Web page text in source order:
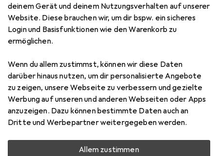
deinem Gerät und deinem Nutzungsverhalten auf unserer
Website. Diese brauchen wir, um dir bspw. ein sicheres
Login und Basisfunktionen wie den Warenkorb zu
ermöglichen.
Wenn du allem zustimmst, können wir diese Daten
darüber hinaus nutzen, um dir personalisierte Angebote
zu zeigen, unsere Webseite zu verbessern und gezielte
Werbung auf unseren und anderen Webseiten oder Apps
anzuzeigen. Dazu können bestimmte Daten auch an
Dritte und Werbepartner weitergegeben werden.
Allem zustimmen
5 Bilder
DesignhütteUhrenbeweger Tubix
6 Mehr von Designhütte
Aktuell nicht lieferbar
Benachrichtigen, wenn lieferbar
Vergleichen